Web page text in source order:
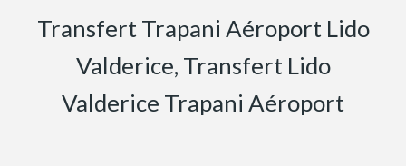
Transfert Trapani Aéroport Lido
Valderice, Transfert Lido
Valderice Trapani Aéroport